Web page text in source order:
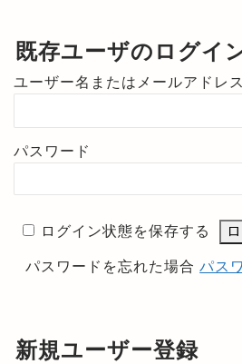
既存ユーザのログイ
ユーザー名またはメールアドレス
パスワード
ログイン状態を保存する
パスワードを忘れた場合パス
新規ユーザー登録